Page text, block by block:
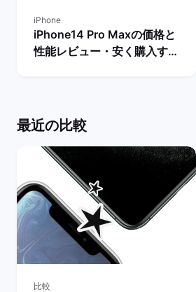
iPhone
iPhone14 Pro Maxの価格と
性能レビュー・安く購入する
最近の比較
比較